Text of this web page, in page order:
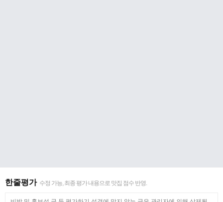
한줄평가 수정 가능, 최종 평가 내용으로 맛집 점수 반영.